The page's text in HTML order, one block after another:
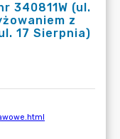
340811W (ul.
z
17 Sierpnia)